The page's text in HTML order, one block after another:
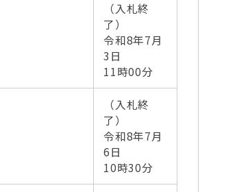
（入札終
了）
令和8年7月
3日
11時00分
（入札終
了）
令和8年7月
6日
10時30分